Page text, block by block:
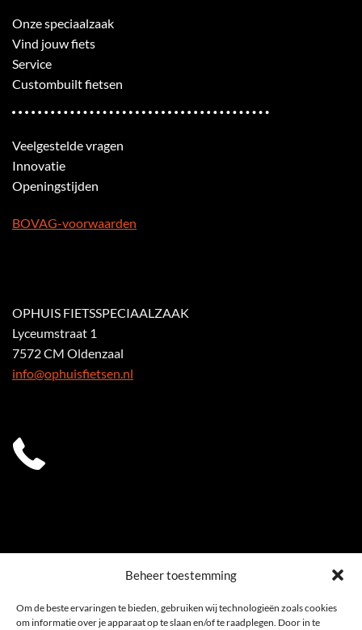
Beheer toestemming
Om de beste ervaringen te bieden, gebruiken wij technologieën zoals cookies
om informatie over je apparaat op te slaan en/of te raadplegen. Door in te
Onze speciaalzaak
Vind jouw fiets
Service
Custombuilt fietsen
Veelgestelde vragen
Innovatie
Openingstijden
BOVAG-voorwaarden
OPHUIS FIETSSPECIAALZAAK
Lyceumstraat 1
7572 CM Oldenzaal
info@ophuisfietsen.nl
0541 539 353